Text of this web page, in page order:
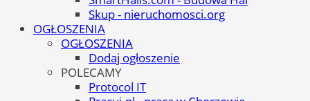
Skup - nieruchomosci.org
OGŁOSZENIA
OGŁOSZENIA
Dodaj ogłoszenie
POLECAMY
Protocol IT